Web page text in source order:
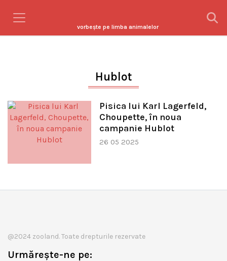
vorbeşte pe limba animalelor
Hublot
Pisica lui Karl Lagerfeld,
Choupette, în noua
campanie Hublot
26 05 2025
@2024 zooland. Toate drepturile rezervate
Urmărește-ne pe: